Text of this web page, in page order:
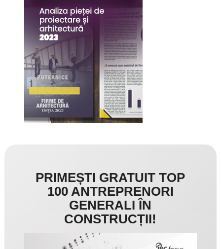
PRIMEȘTI GRATUIT TOP
100 ANTREPRENORI
GENERALI ÎN
CONSTRUCȚII!